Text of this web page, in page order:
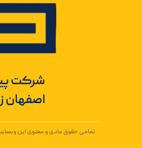
شرکت
اصفهان
تمامی حقوق مادی و معنوی این